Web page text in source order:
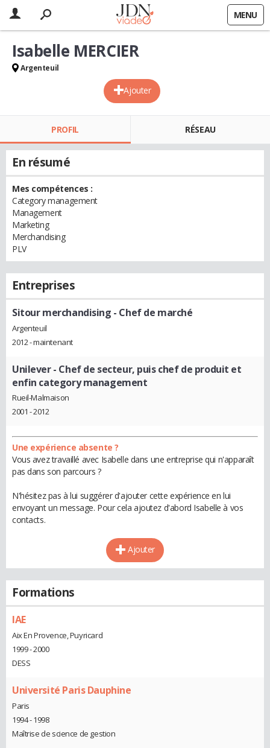
MENU
Ajouter
Isabelle MERCIER
Argenteuil
PROFIL RÉSEAU
En résumé
Mes compétences :
Category management
Management
Marketing
Merchandising
PLV
Entreprises
Sitour merchandising - Chef de marché
Argenteuil
2012 - maintenant
Unilever- Chef de secteur, puis chef de produit et
enfin category management
Rueil-Malmaison
2001 - 2012
Une expérience absente ?
Vous avez travaillé avec Isabelle dans une entreprise qui n'apparaît
pas dans son parcours ?
N'hésitez pas à lui suggérer d'ajouter cette expérience en lui
envoyant un message. Pour cela ajoutez d'abord Isabelle à vos
contacts.
Ajouter
Formations
IAE
Aix En Provence, Puyricard
1999 - 2000
DESS
Université Paris Dauphine
Paris
1994 - 1998
Maîtrise de science de gestion